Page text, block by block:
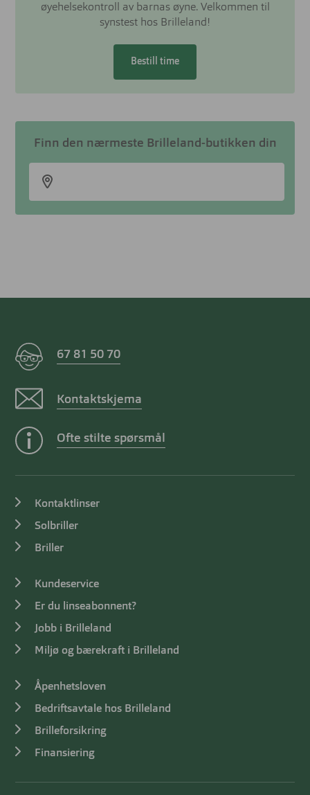
øyehelsekontroll av barnas øyne. Velkommen til
synstest hos Brilleland!
Bestill time
Finn den nærmeste Brilleland-butikken din
67 81 50 70
Kontaktskjema
Ofte stilte spørsmål
Kontaktlinser
Solbriller
Briller
Kundeservice
Er du linseabonnent?
Jobb i Brilleland
Miljø og bærekraft i Brilleland
Åpenhetsloven
Bedriftsavtale hos Brilleland
Brilleforsikring
Finansiering